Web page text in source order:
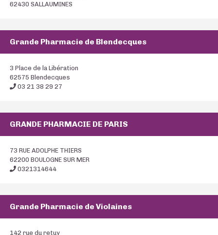
62430 SALLAUMINES
Grande Pharmacie de Blendecques
3 Place de la Libération
62575 Blendecques
03 21 38 29 27
GRANDE PHARMACIE DE PARIS
73 RUE ADOLPHE THIERS
62200 BOULOGNE SUR MER
0321314644
Grande Pharmacie de Violaines
142 rue du retuy